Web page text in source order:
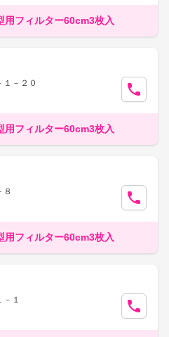
用フィルター60cm3枚入
－２０
用フィルター60cm3枚入
８
用フィルター60cm3枚入
１